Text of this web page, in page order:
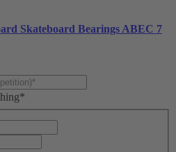
Skateboard Bearings ABEC 7